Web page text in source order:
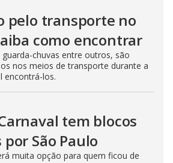
pelo transporte no
como encontrar
chuvas entre outros, são
nos meios de transporte durante a
encontrá-los.
tem blocos
São Paulo
muita opção para quem ficou de